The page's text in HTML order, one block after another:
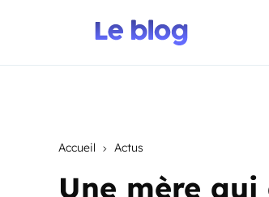
Accueil Actus
Une mère